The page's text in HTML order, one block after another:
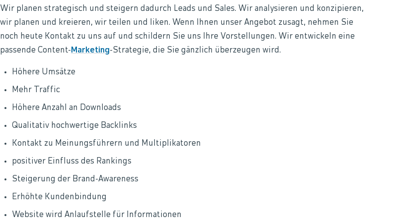
Wir planen strategisch und steigern dadurch Leads und Sales. Wir analysieren und konzipieren,
wir planen und kreieren, wir teilen und liken. Wenn Ihnen unser Angebot zusagt, nehmen Sie
noch heute Kontakt zu uns auf und schildern Sie uns Ihre Vorstellungen. Wir entwickeln eine
passende Content- Marketing-Strategie, die Sie gänzlich überzeugen wird.
Höhere Umsätze
Mehr Traffic
Höhere Anzahl an Downloads
Qualitativ hochwertige Backlinks
Kontakt zu Meinungsführern und Multiplikatoren
positiver Einfluss des Rankings
Steigerung der Brand-Awareness
Erhöhte Kundenbindung
Website wird Anlaufstelle für Informationen